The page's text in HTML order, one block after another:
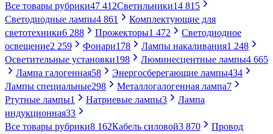
Все товары рубрики47 412Светильники14 815
Светодиодные лампы4 861
Комплектующие для
светотехники6 288 Прожекторы1 472
Светодиодное
освещение2 259 Фонари178 Лампы накаливания1 248
Осветительные установки198 Люминесцентные лампы4 665
Лампа галогенная58 Энергосберегающие лампы434
Лампы специальные298 Металлогалогенная лампа7
Ртутные лампы1 Натриевые лампы3
Лампа
индукционная33
Все товары рубрики8 162Кабель силовой3 870
Провод